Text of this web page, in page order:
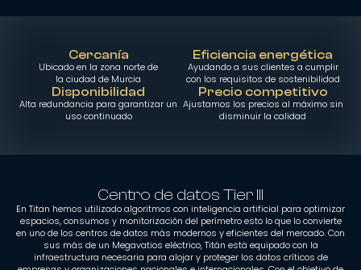
Cercanía
Ubicado en la zona norte de
la ciudad de Murcia
Eficiencia energética
Ayudando a sus clientes a cumplir
con los requisitos de sostenibilidad
Disponibilidad
Alta redundancia para garantizar un
uso continuado
Precio competitivo
Ajustamos los precios al máximo sin
disminuir la calidad
Centro de datos Tier III
En Titan hemos utilizado algoritmos con inteligencia artificial para optimizar
espacios, consumos y monitorización del perímetro esto lo que lo convierte
en uno de los centros de datos más modernos y eficientes del mercado. Con
sus más de un Megavatios eléctrico, Titán está equipado con la
infraestructura necesaria para alojar y proteger los datos críticos de